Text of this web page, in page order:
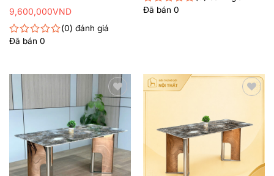
Được
0
5
sao
0
đánh giá
Đã bán 0
9,600,000VND
Được
Đã bán 0
Thêm
yêu
thích